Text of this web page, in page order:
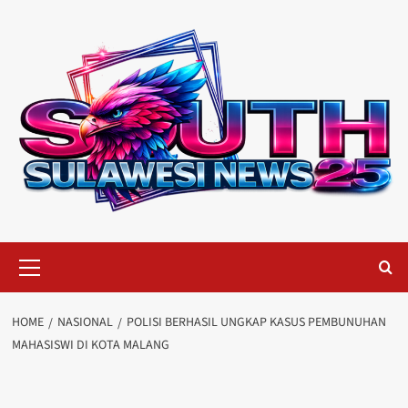
Menu
HOME NASIONAL
POLISI BERHASIL UNGKAP KASUS PEMBUNUHAN
MAHASISWI DI KOTA MALANG